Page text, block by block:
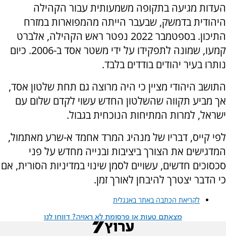
העדות מגיעה בתקופה משמעותית עבור הקהילה
היהודית בדמשק, שבעבר הייתה מהמפוארות במזרח
התיכון. בספטמבר 2022 נפטר ראש הקהילה, אלברט
קמעו, שמונה לתפקידו על ידי משטר אסד ב-2006. כיום
נותרו בעיר יהודים בודדים בלבד.
התושב היהודי מציין כי היה מרוצה גם תחת שלטון אסד,
אך מביע תקווה שהשלטון החדש עשוי לקדם שלום עם
ישראל, למרות המתיחות הנוכחית בגבול.
לפי קייס, דבריו של מנהיג המרד אחמד א-שרע מאתמול,
המדגישים את הצורך ביציבות ובנייה מחדש על פני
סכסוכים חדשים, עשויים לסמן שינוי במדיניות הסורית, אם
כי הדבר יצטרך להיבחן לאורך זמן.
לקריאת הכתבה באתר באנגלית
מצאתם טעות או פרסומת לא ראויה? דווחו לנו